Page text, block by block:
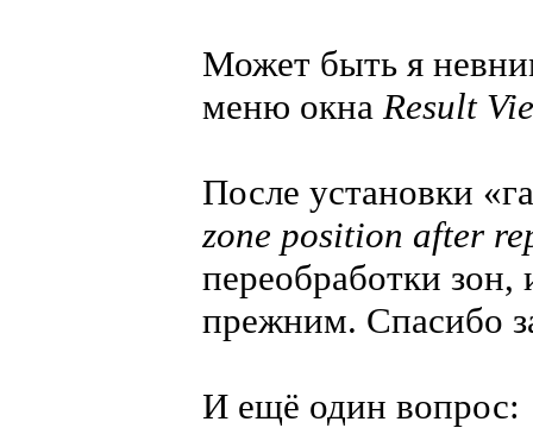
Может быть я
меню окна Result
После установки
zone position after
переобработки зон,
прежним. Спасибо
И ещё один вопрос: